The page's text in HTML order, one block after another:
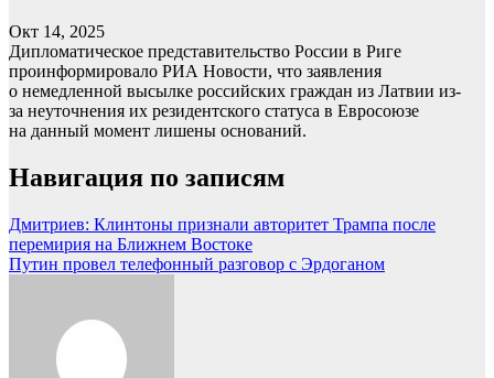
Окт 14, 2025
Дипломатическое представительство России в Риге
проинформировало РИА Новости, что заявления
о немедленной высылке российских граждан из Латвии из-
за неуточнения их резидентского статуса в Евросоюзе
на данный момент лишены оснований.
Навигация по записям
Дмитриев: Клинтоны признали авторитет Трампа после
перемирия на Ближнем Востоке
Путин провел телефонный разговор с Эрдоганом